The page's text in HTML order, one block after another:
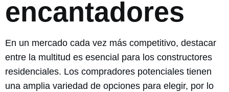
encantadores
En un mercado cada vez más competitivo, destacar
entre la multitud es esencial para los constructores
residenciales. Los compradores potenciales tienen
una amplia variedad de opciones para elegir, por lo